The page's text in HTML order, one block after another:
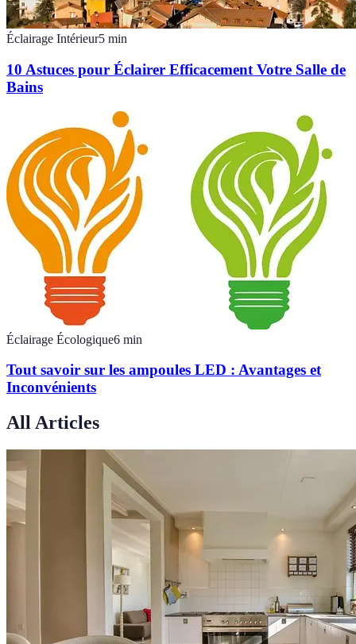
Éclairage Intérieur5 min
10 Astuces pour Éclairer Efficacement Votre Salle de
Bains
Éclairage Écologique6 min
Tout savoir sur les ampoules LED : Avantages et
Inconvénients
All Articles